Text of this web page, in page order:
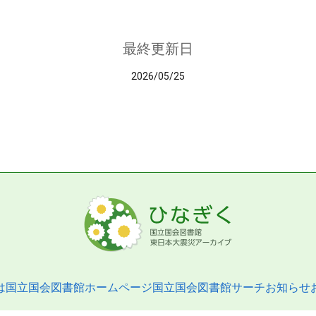
最終更新日
2026/05/25
国立国会図書館ホームページ国立国会図書館サーチお知らせ